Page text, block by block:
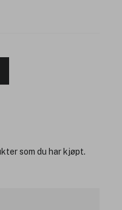
som du har kjøpt.